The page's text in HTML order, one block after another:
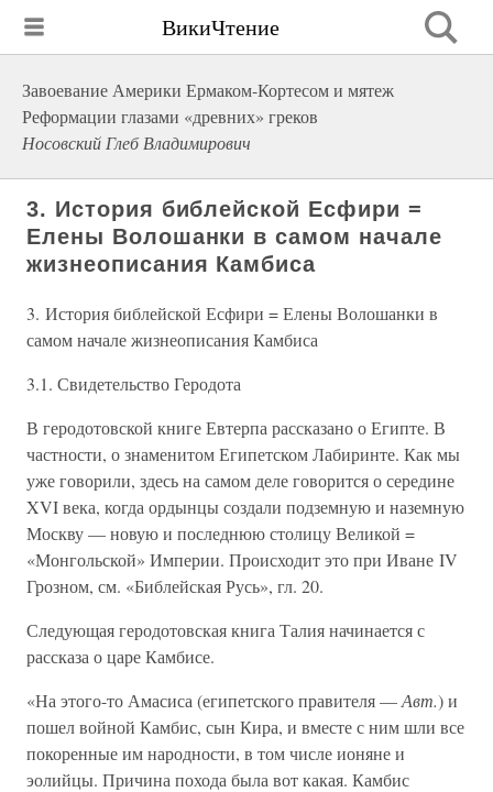
ВикиЧтение
Завоевание Америки Ермаком-Кортесом и мятеж
Реформации глазами «древних» греков
Носовский Глеб Владимирович
3. История библейской Есфири =
Елены Волошанки в самом начале
жизнеописания Камбиса
3. История библейской Есфири = Елены Волошанки в
самом начале жизнеописания Камбиса
3.1. Свидетельство Геродота
В геродотовской книге Евтерпа рассказано о Египте. В
частности, о знаменитом Египетском Лабиринте. Как мы
уже говорили, здесь на самом деле говорится о середине
XVI века, когда ордынцы создали подземную и наземную
Москву — новую и последнюю столицу Великой =
«Монгольской» Империи. Происходит это при Иване IV
Грозном, см. «Библейская Русь», гл. 20.
Следующая геродотовская книга Талия начинается с
рассказа о царе Камбисе.
«На этого-то Амасиса (египетского правителя —Авт.) и
пошел войной Камбис, сын Кира, и вместе с ним шли все
покоренные им народности, в том числе ионяне и
эолийцы. Причина похода была вот какая. Камбис